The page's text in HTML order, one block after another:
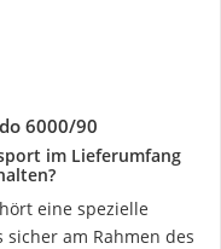
6000/90
im Lieferumfang
eine spezielle
am Rahmen des